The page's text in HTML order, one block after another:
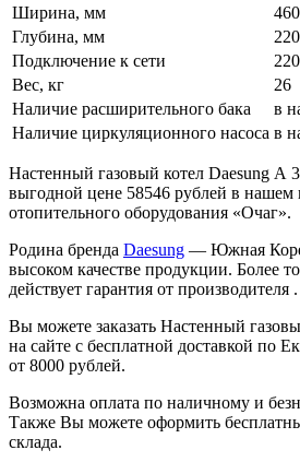
Ширина, мм
460
Глубина, мм
220
Подключение к сети
Вес, кг
26
Наличие расширительного бака
в
Наличие циркуляционного насоса в
Настенный газовый котел Daesung А
выгодной цене 58546 рублей в нашем
отопительного оборудования «Очаг».
Родина бренда Daesung — Южная
высоком качестве продукции. Более
действует гарантия от производителя .
Вы можете заказать Настенный
на сайте с бесплатной доставкой по
от 8000 рублей.
Возможна оплата по наличному и
Также Вы можете оформить
склада.